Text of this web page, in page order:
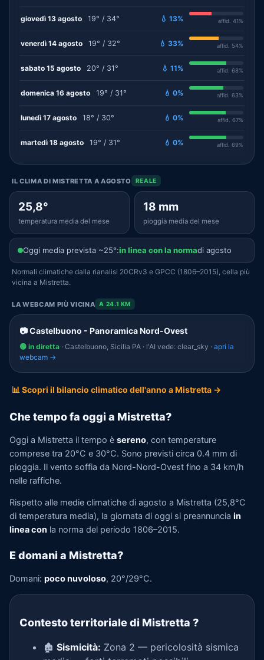
giovedì 13 agosto 19° / 34° 💧 13% affid. 41%
venerdì 14 agosto 19° / 32° 💧 33% affid. 54%
sabato 15 agosto 20° / 31° 💧 11% affid. 68%
domenica 16 agosto 19° / 31° 💧 0% affid. 63%
lunedì 17 agosto 18° / 30° 💧 0% affid. 67%
martedì 18 agosto 19° / 31° 💧 0% affid. 69%
IL CLIMA DI MISTRETTA A AGOSTO REALE
25,8°
temperatura media del mese
18 mm
pioggia media del mese
Oggi media prevista ~25°:in linea con la normadi agosto
Normali climatiche dalla rianalisi 20CRv3 e GPCC (1806–2015), cella più
vicina a Mistretta.
LA WEBCAM PIÙ VICINA A 24.1 KM
📷 Castelbuono - Panoramica Nord-Ovest
🟢 in diretta · Castelbuono, Sicilia PA · l'AI vede: clear_sky · apri la
webcam →
📊 Scopri il bilancio climatico dell'anno a Mistretta →
Che tempo fa oggi a Mistretta?
Oggi a Mistretta il tempo è sereno, con temperature
comprese tra 20°C e 30°C. Sono previsti circa 0.4 mm di
pioggia. Il vento soffia da Nord-Nord-Ovest fino a 34 km/h
nelle raffiche.
Rispetto alle medie climatiche di agosto a Mistretta (25,8°C
di temperatura media), la giornata di oggi si preannuncia in
linea con la norma del periodo 1806–2015.
E domani a Mistretta?
Domani: poco nuvoloso, 20°/29°C.
Contesto territoriale di Mistretta ?
🏚️ Sismicità: Zona 2 — pericolosità sismica